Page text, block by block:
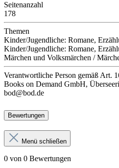
Seitenanzahl
178
Themen
Kinder/Jugendliche: Romane,
Kinder/Jugendliche: Romane,
Märchen und Volksmärchen /
Verantwortliche Person gemäß Art.
Books on Demand GmbH,
bod@bod.de
Bewertungen
Menü schließen
0 von 0 Bewertungen